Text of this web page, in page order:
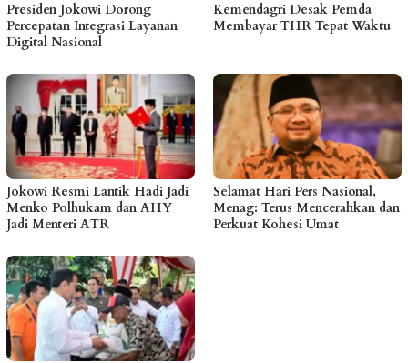
Presiden Jokowi Dorong
Percepatan Integrasi Layanan
Digital Nasional
Kemendagri Desak Pemda
Membayar THR Tepat Waktu
Jokowi Resmi Lantik Hadi Jadi
Menko Polhukam dan AHY
Jadi Menteri ATR
Selamat Hari Pers Nasional,
Menag: Terus Mencerahkan dan
Perkuat Kohesi Umat